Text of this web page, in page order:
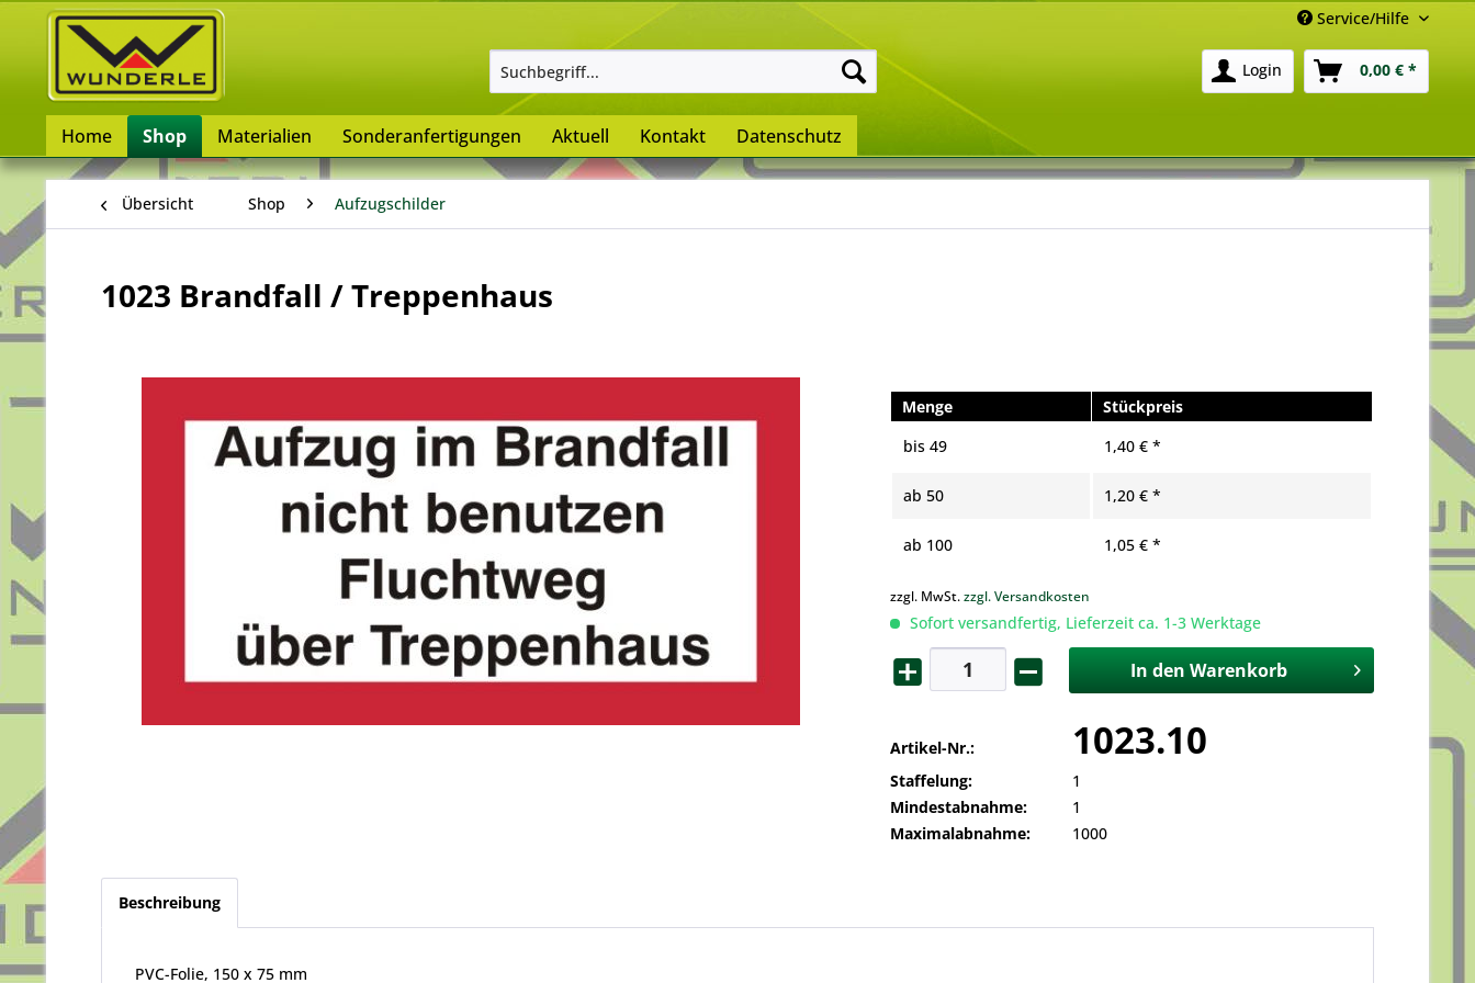
Service/Hilfe
Login 0,00 € *
Home Shop Materialien Sonderanfertigungen Aktuell Kontakt Datenschutz
Übersicht Shop Aufzugschilder
1023 Brandfall / Treppenhaus
Menge
Stückpreis
bis49 1,40 € *
ab50 1,20 € *
ab 100 1,05 € *
zzgl. MwSt.zzgl. Versandkosten
Sofort versandfertig, Lieferzeit ca. 1-3 Werktage
In den Warenkorb
Artikel-Nr.: 1023.10
Staffelung:
1
Mindestabnahme:
1
Maximalabnahme:
1000
Beschreibung
PVC-Folie, 150 x 75 mm